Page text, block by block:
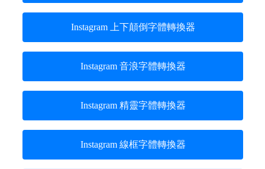
Instagram 上下顛倒字體轉換器
Instagram 音浪字體轉換器
Instagram 精靈字體轉換器
Instagram 線框字體轉換器